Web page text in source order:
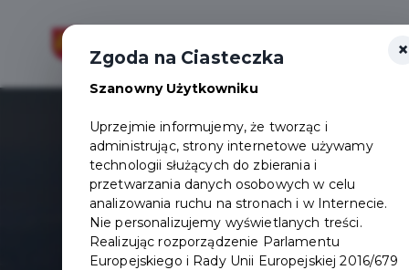
×
Zgoda na Ciasteczka
Szanowny Użytkowniku
Uprzejmie informujemy, że tworząc i
administrując, strony internetowe używamy
technologii służących do zbierania i
przetwarzania danych osobowych w celu
analizowania ruchu na stronach i w Internecie.
Nie personalizujemy wyświetlanych treści.
Realizując rozporządzenie Parlamentu
Europejskiego i Rady Unii Europejskiej 2016/679